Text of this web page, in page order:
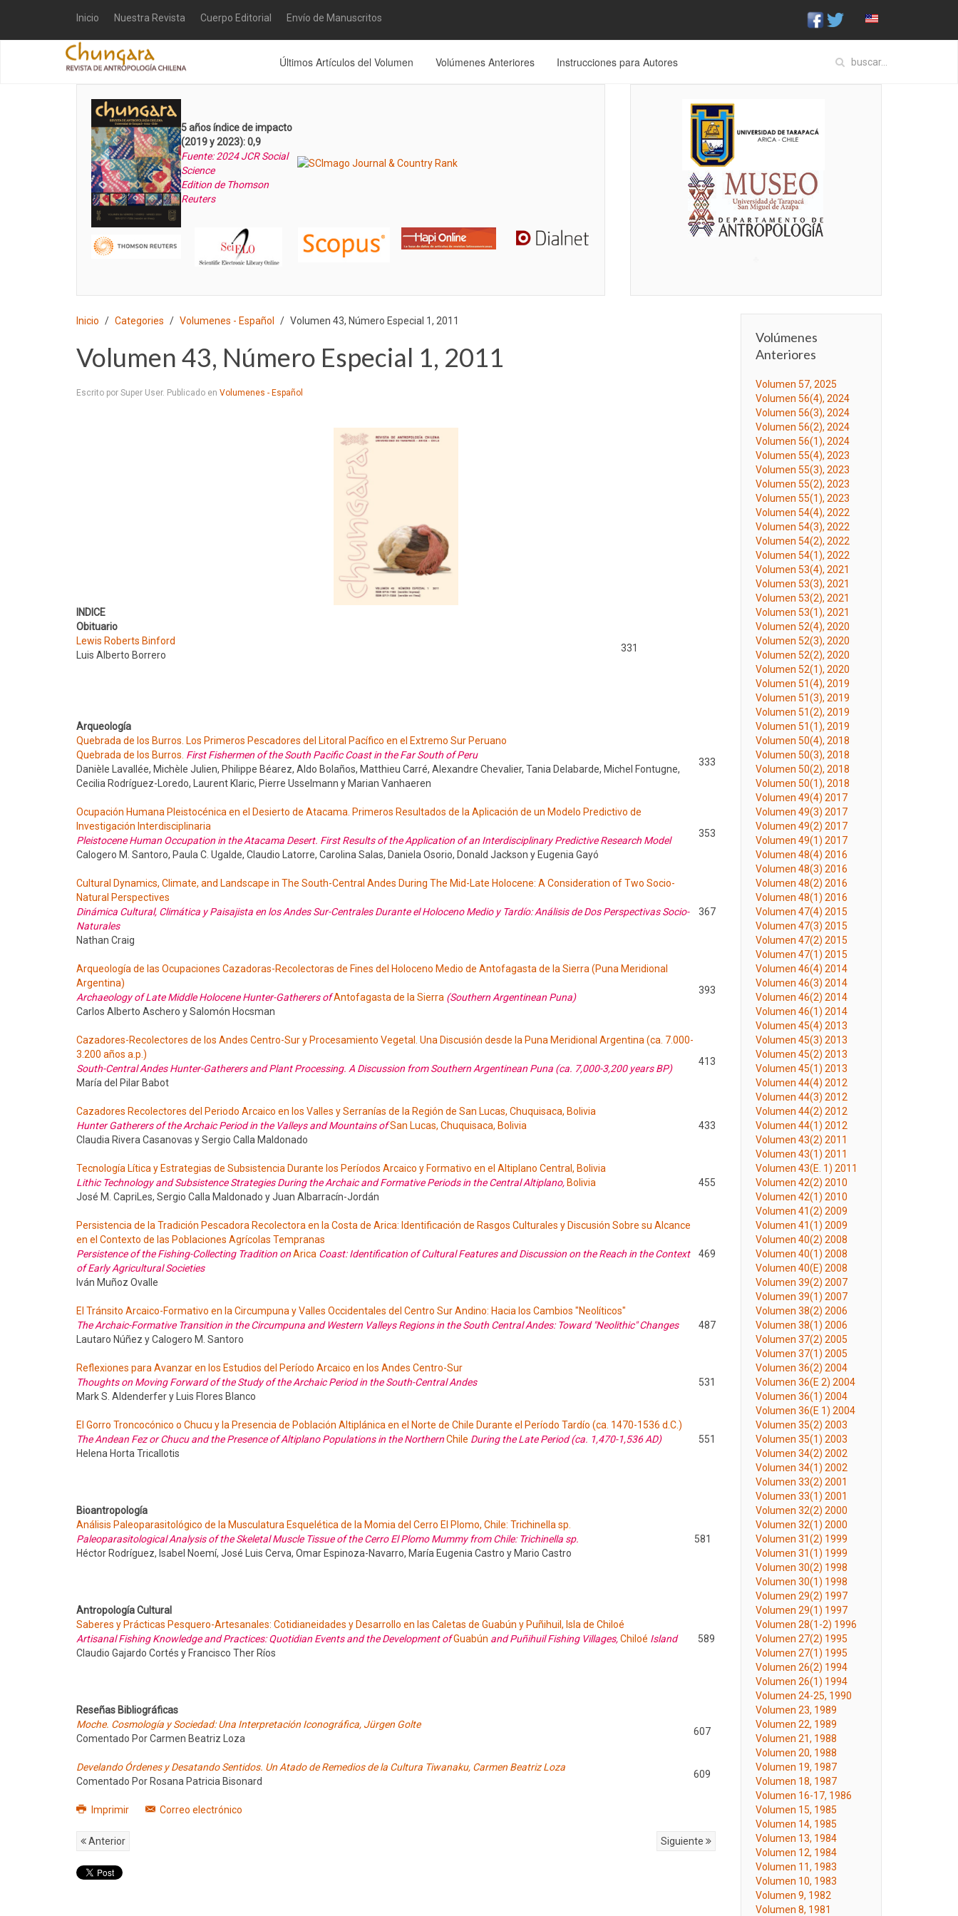
Inicio Nuestra Revista Cuerpo Editorial Envío de Manuscritos
Últimos Artículos del Volumen Volúmenes Anteriores Instrucciones para Autores
5 años índice de impacto
(2019 y 2023): 0,9
Fuente: 2024 JCR Social
Science
Edition de Thomson
Reuters
Inicio Categories Volumenes - Español Volumen 43, Número Especial 1, 2011
Volumen 43, Número Especial 1, 2011
Escrito por Super User. Publicado en Volumenes - Español
INDICE
Obituario
Lewis Roberts Binford
331
Luis Alberto Borrero
Arqueología
Quebrada de los Burros. Los Primeros Pescadores del Litoral Pacífico en el Extremo Sur Peruano
Quebrada de los Burros. First Fishermen of the South Pacific Coast in the Far South of Peru
333
Danièle Lavallée, Michèle Julien, Philippe Béarez, Aldo Bolaños, Matthieu Carré, Alexandre Chevalier, Tania Delabarde, Michel Fontugne,
Cecilia Rodríguez-Loredo, Laurent Klaric, Pierre Usselmann y Marian Vanhaeren
Ocupación Humana Pleistocénica en el Desierto de Atacama. Primeros Resultados de la Aplicación de un Modelo Predictivo de
Investigación Interdisciplinaria
Pleistocene Human Occupation in the Atacama Desert. First Results of the Application of an Interdisciplinary Predictive Research Model
353
Calogero M. Santoro, Paula C. Ugalde, Claudio Latorre, Carolina Salas, Daniela Osorio, Donald Jackson y Eugenia Gayó
Cultural Dynamics, Climate, and Landscape in The South-Central Andes During The Mid-Late Holocene: A Consideration of Two Socio-
Natural Perspectives
Dinámica Cultural, Climática y Paisajista en los Andes Sur-Centrales Durante el Holoceno Medio y Tardío: Análisis de Dos Perspectivas Socio-
Naturales
367
Nathan Craig
Arqueología de las Ocupaciones Cazadoras-Recolectoras de Fines del Holoceno Medio de Antofagasta de la Sierra (Puna Meridional
Argentina)
Archaeology of Late Middle Holocene Hunter-Gatherers ofAntofagasta de la Sierra (Southern Argentinean Puna)
393
Carlos Alberto Aschero y Salomón Hocsman
Cazadores-Recolectores de los Andes Centro-Sur y Procesamiento Vegetal. Una Discusión desde la Puna Meridional Argentina (ca. 7.000-
3.200 años a.p.)
South-Central Andes Hunter-Gatherers and Plant Processing. A Discussion from Southern Argentinean Puna (ca. 7,000-3,200 years BP)
413
María del Pilar Babot
Cazadores Recolectores del Periodo Arcaico en los Valles y Serranías de la Región de San Lucas, Chuquisaca, Bolivia
Hunter Gatherers of the Archaic Period in the Valleys and Mountains ofSan Lucas, Chuquisaca, Bolivia
433
Claudia Rivera Casanovas y Sergio Calla Maldonado
Tecnología Lítica y Estrategias de Subsistencia Durante los Períodos Arcaico y Formativo en el Altiplano Central, Bolivia
Lithic Technology and Subsistence Strategies During the Archaic and Formative Periods in the Central Altiplano,Bolivia
455
José M. CapriLes, Sergio Calla Maldonado y Juan Albarracín-Jordán
Persistencia de la Tradición Pescadora Recolectora en la Costa de Arica: Identificación de Rasgos Culturales y Discusión Sobre su Alcance
en el Contexto de las Poblaciones Agrícolas Tempranas
Persistence of the Fishing-Collecting Tradition onArica Coast: Identification of Cultural Features and Discussion on the Reach in the Context
of Early Agricultural Societies
469
Iván Muñoz Ovalle
El Tránsito Arcaico-Formativo en la Circumpuna y Valles Occidentales del Centro Sur Andino: Hacia los Cambios "Neolíticos"
The Archaic-Formative Transition in the Circumpuna and Western Valleys Regions in the South Central Andes: Toward "Neolithic" Changes
487
Lautaro Núñez y Calogero M. Santoro
Reflexiones para Avanzar en los Estudios del Período Arcaico en los Andes Centro-Sur
Thoughts on Moving Forward of the Study of the Archaic Period in the South-Central Andes
531
Mark S. Aldenderfer y Luis Flores Blanco
El Gorro Troncocónico o Chucu y la Presencia de Población Altiplánica en el Norte de Chile Durante el Período Tardío (ca. 1470-1536 d.C.)
The Andean Fez or Chucu and the Presence of Altiplano Populations in the NorthernChile During the Late Period (ca. 1,470-1,536 AD)
551
Helena Horta Tricallotis
Bioantropología
Análisis Paleoparasitológico de la Musculatura Esquelética de la Momia del Cerro El Plomo, Chile: Trichinella sp.
Paleoparasitological Analysis of the Skeletal Muscle Tissue of the Cerro El Plomo Mummy from Chile: Trichinella sp.
581
Héctor Rodríguez, Isabel Noemí, José Luis Cerva, Omar Espinoza-Navarro, María Eugenia Castro y Mario Castro
Antropología Cultural
Saberes y Prácticas Pesquero-Artesanales: Cotidianeidades y Desarrollo en las Caletas de Guabún y Puñihuil, Isla de Chiloé
Artisanal Fishing Knowledge and Practices: Quotidian Events and the Development ofGuabún and Puñihuil Fishing Villages,Chiloé Island
589
Claudio Gajardo Cortés y Francisco Ther Ríos
Reseñas Bibliográficas
Moche. Cosmología y Sociedad: Una Interpretación Iconográfica, Jürgen Golte
607
Comentado Por Carmen Beatriz Loza
Develando Órdenes y Desatando Sentidos. Un Atado de Remedios de la Cultura Tiwanaku, Carmen Beatriz Loza
609
Comentado Por Rosana Patricia Bisonard
Imprimir Correo electrónico
Anterior Siguiente
Volúmenes
Anteriores
Volumen 57, 2025
Volumen 56(4), 2024
Volumen 56(3), 2024
Volumen 56(2), 2024
Volumen 56(1), 2024
Volumen 55(4), 2023
Volumen 55(3), 2023
Volumen 55(2), 2023
Volumen 55(1), 2023
Volumen 54(4), 2022
Volumen 54(3), 2022
Volumen 54(2), 2022
Volumen 54(1), 2022
Volumen 53(4), 2021
Volumen 53(3), 2021
Volumen 53(2), 2021
Volumen 53(1), 2021
Volumen 52(4), 2020
Volumen 52(3), 2020
Volumen 52(2), 2020
Volumen 52(1), 2020
Volumen 51(4), 2019
Volumen 51(3), 2019
Volumen 51(2), 2019
Volumen 51(1), 2019
Volumen 50(4), 2018
Volumen 50(3), 2018
Volumen 50(2), 2018
Volumen 50(1), 2018
Volumen 49(4) 2017
Volumen 49(3) 2017
Volumen 49(2) 2017
Volumen 49(1) 2017
Volumen 48(4) 2016
Volumen 48(3) 2016
Volumen 48(2) 2016
Volumen 48(1) 2016
Volumen 47(4) 2015
Volumen 47(3) 2015
Volumen 47(2) 2015
Volumen 47(1) 2015
Volumen 46(4) 2014
Volumen 46(3) 2014
Volumen 46(2) 2014
Volumen 46(1) 2014
Volumen 45(4) 2013
Volumen 45(3) 2013
Volumen 45(2) 2013
Volumen 45(1) 2013
Volumen 44(4) 2012
Volumen 44(3) 2012
Volumen 44(2) 2012
Volumen 44(1) 2012
Volumen 43(2) 2011
Volumen 43(1) 2011
Volumen 43(E. 1) 2011
Volumen 42(2) 2010
Volumen 42(1) 2010
Volumen 41(2) 2009
Volumen 41(1) 2009
Volumen 40(2) 2008
Volumen 40(1) 2008
Volumen 40(E) 2008
Volumen 39(2) 2007
Volumen 39(1) 2007
Volumen 38(2) 2006
Volumen 38(1) 2006
Volumen 37(2) 2005
Volumen 37(1) 2005
Volumen 36(2) 2004
Volumen 36(E 2) 2004
Volumen 36(1) 2004
Volumen 36(E 1) 2004
Volumen 35(2) 2003
Volumen 35(1) 2003
Volumen 34(2) 2002
Volumen 34(1) 2002
Volumen 33(2) 2001
Volumen 33(1) 2001
Volumen 32(2) 2000
Volumen 32(1) 2000
Volumen 31(2) 1999
Volumen 31(1) 1999
Volumen 30(2) 1998
Volumen 30(1) 1998
Volumen 29(2) 1997
Volumen 29(1) 1997
Volumen 28(1-2) 1996
Volumen 27(2) 1995
Volumen 27(1) 1995
Volumen 26(2) 1994
Volumen 26(1) 1994
Volumen 24-25, 1990
Volumen 23, 1989
Volumen 22, 1989
Volumen 21, 1988
Volumen 20, 1988
Volumen 19, 1987
Volumen 18, 1987
Volumen 16-17, 1986
Volumen 15, 1985
Volumen 14, 1985
Volumen 13, 1984
Volumen 12, 1984
Volumen 11, 1983
Volumen 10, 1983
Volumen 9, 1982
Volumen 8, 1981